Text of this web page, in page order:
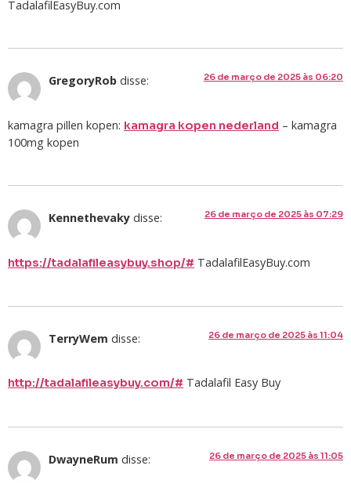
TadalafilEasyBuy.com
GregoryRob disse: 26 de março de 2025 às 06:20
kamagra pillen kopen: kamagra kopen nederland – kamagra
100mg kopen
Kennethevaky disse: 26 de março de 2025 às 07:29
https://tadalafileasybuy.shop/# TadalafilEasyBuy.com
TerryWem disse: 26 de março de 2025 às 11:04
http://tadalafileasybuy.com/# Tadalafil Easy Buy
DwayneRum disse: 26 de março de 2025 às 11:05